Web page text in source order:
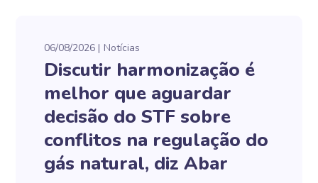
06/08/2026 Notícias
Discutir harmonização é
melhor que aguardar
decisão do STF sobre
conflitos na regulação do
gás natural, diz Abar